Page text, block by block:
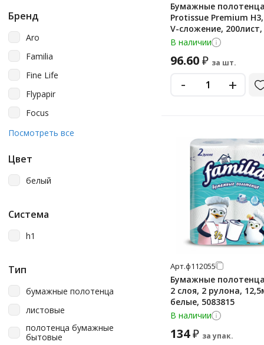
Бренд
Aro
Familia
Fine Life
Flypapir
Focus
Gratias
Motti
Посмотреть все
Цвет
белый
Система
h1
Тип
бумажные полотенца
листовые
полотенца бумажные
бытовые
Бумажные
Protissue Premium
V-сложение, 200лист, белые,
C197
В наличии
96.60₽ за шт.
- +
Арт.ф112055
Бумажные
2 слоя, 2 рулона,
белые, 5083815
В наличии
134₽ за упак.